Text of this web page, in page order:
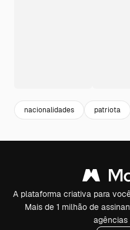
nacionalidades patriota
A plataforma criativa para
Mais de 1 milhão de
agências